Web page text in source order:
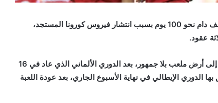
تعود عجلة الدوري الإنجليزي الممتاز لكرة القدم للدوران بعد توقف دام نحو 100 يوم بسبب انتشار فيروس كورونا المستجد،
عقود.
وستكون البطولة الإنجليزية الثالثة بين كبار القارة الأوروبية تعود إلى أرض ملعب بلا جمهور، بعد الدوري الألماني الذي عاد في 16
الدوري الإيطالي في نهاية الأسبوع الجاري، بعد عودة اللعبة